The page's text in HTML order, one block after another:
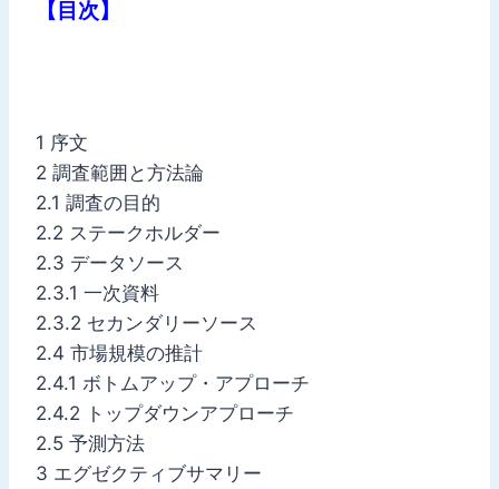
【目次】
1 序文
2 調査範囲と方法論
2.1 調査の目的
2.2 ステークホルダー
2.3 データソース
2.3.1 一次資料
2.3.2 セカンダリーソース
2.4 市場規模の推計
2.4.1 ボトムアップ・アプローチ
2.4.2 トップダウンアプローチ
2.5 予測方法
3 エグゼクティブサマリー